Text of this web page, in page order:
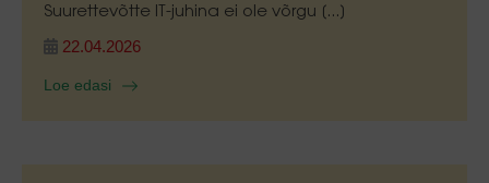
Suurettevõtte IT-juhina ei ole võrgu [...]
22.04.2026
Loe edasi